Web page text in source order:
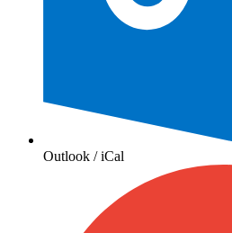
Outlook / iCal